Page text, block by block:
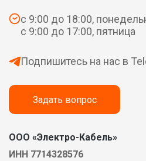
с 9:00 до 18:00,
с 9:00 до 17:00, пятница
Подпишитесь на нас в
Задать вопрос
ООО «Электро-Кабель»
ИНН 7714328576